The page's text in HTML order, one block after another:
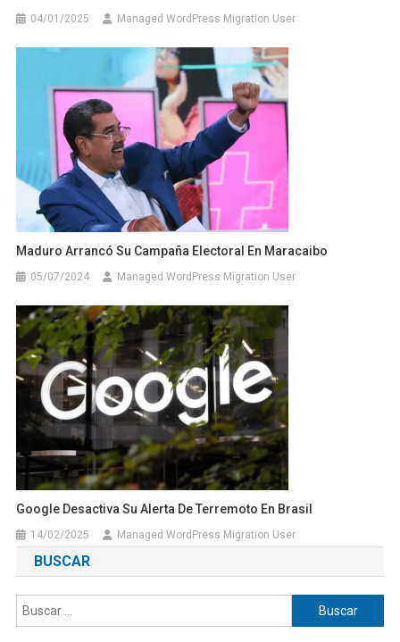
04/01/2025 Managed WordPress Migration User
Maduro Arrancó Su Campaña Electoral En Maracaibo
05/07/2024 Managed WordPress Migration User
Google Desactiva Su Alerta De Terremoto En Brasil
14/02/2025 Managed WordPress Migration User
BUSCAR
Buscar: